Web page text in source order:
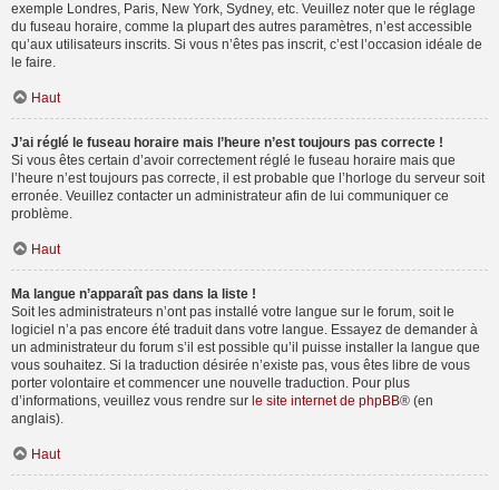
exemple Londres, Paris, New York, Sydney, etc. Veuillez noter que le réglage
du fuseau horaire, comme la plupart des autres paramètres, n’est accessible
qu’aux utilisateurs inscrits. Si vous n’êtes pas inscrit, c’est l’occasion idéale de
le faire.
Haut
J’ai réglé le fuseau horaire mais l’heure n’est toujours pas correcte !
Si vous êtes certain d’avoir correctement réglé le fuseau horaire mais que
l’heure n’est toujours pas correcte, il est probable que l’horloge du serveur soit
erronée. Veuillez contacter un administrateur afin de lui communiquer ce
problème.
Haut
Ma langue n’apparaît pas dans la liste !
Soit les administrateurs n’ont pas installé votre langue sur le forum, soit le
logiciel n’a pas encore été traduit dans votre langue. Essayez de demander à
un administrateur du forum s’il est possible qu’il puisse installer la langue que
vous souhaitez. Si la traduction désirée n’existe pas, vous êtes libre de vous
porter volontaire et commencer une nouvelle traduction. Pour plus
d’informations, veuillez vous rendre sur le site internet de phpBB® (en
anglais).
Haut